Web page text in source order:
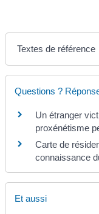
Textes de référence
Questions ?
Un étranger
proxénétisme
Carte de
connaissance
Et aussi